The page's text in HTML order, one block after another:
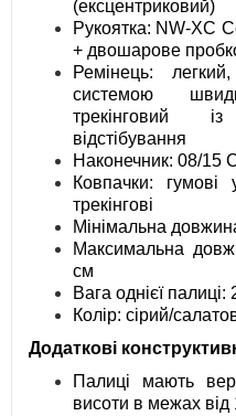
(ексцентриковий)
Рукоятка: NW-XC
+ двошарове
Ремінець:
системою
трекінговий
відстібування
Наконечник: 08/15
Ковпачки:
трекінгові
Мінімальна
Максимальна
см
Вага однієї палиці:
Колір: сірий/
Додаткові
Палиці мають
висоти в межах